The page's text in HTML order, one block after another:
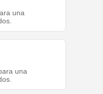
una
una